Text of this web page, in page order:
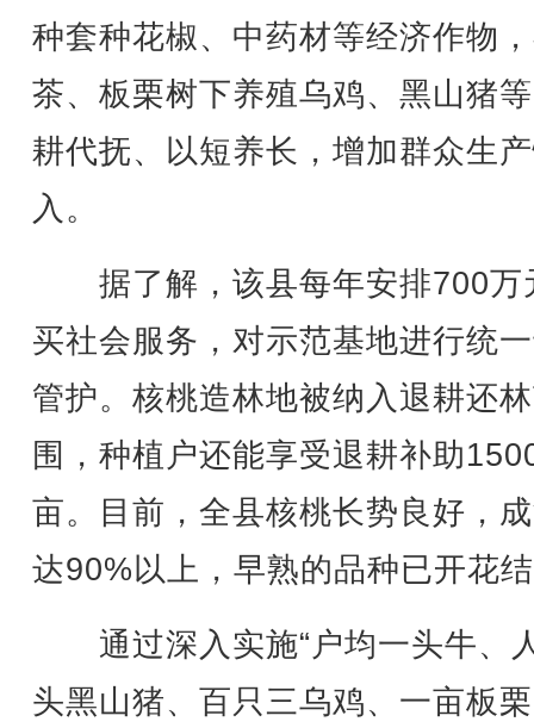
种套种花椒、中药材等经济作物
茶、板栗树下养殖乌鸡、黑山猪
耕代抚、以短养长，增加群众生
入。
据了解，该县每年安排700万
买社会服务，对示范基地进行统
管护。核桃造林地被纳入退耕还
围，种植户还能享受退耕补助
亩。目前，全县核桃长势良好，
达90%以上，早熟的品种已开花
通过深入实施“户均一头牛、
头黑山猪、百只三乌鸡、一亩板